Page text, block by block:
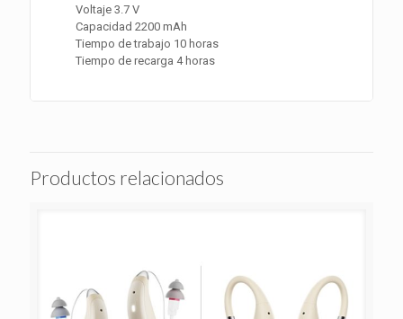
Voltaje 3.7 V
Capacidad 2200 mAh
Tiempo de trabajo 10 horas
Tiempo de recarga 4 horas
Productos relacionados